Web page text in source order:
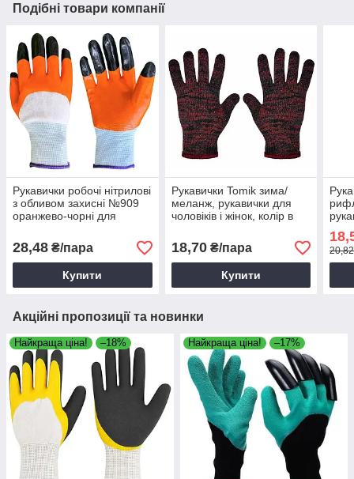
Подібні товари компанії
Рукавички робочі нітрилові
з обливом захисні №909
оранжево-чорні для
28,48 ₴/пара
Купити
Рукавички Tomik зима/
меланж, рукавички для
чоловіків і жінок, колір в
18,70₴/пара
Купити
Акційні пропозиції та новинки
Найкраща ціна! –18% Найкраща ціна! –17%